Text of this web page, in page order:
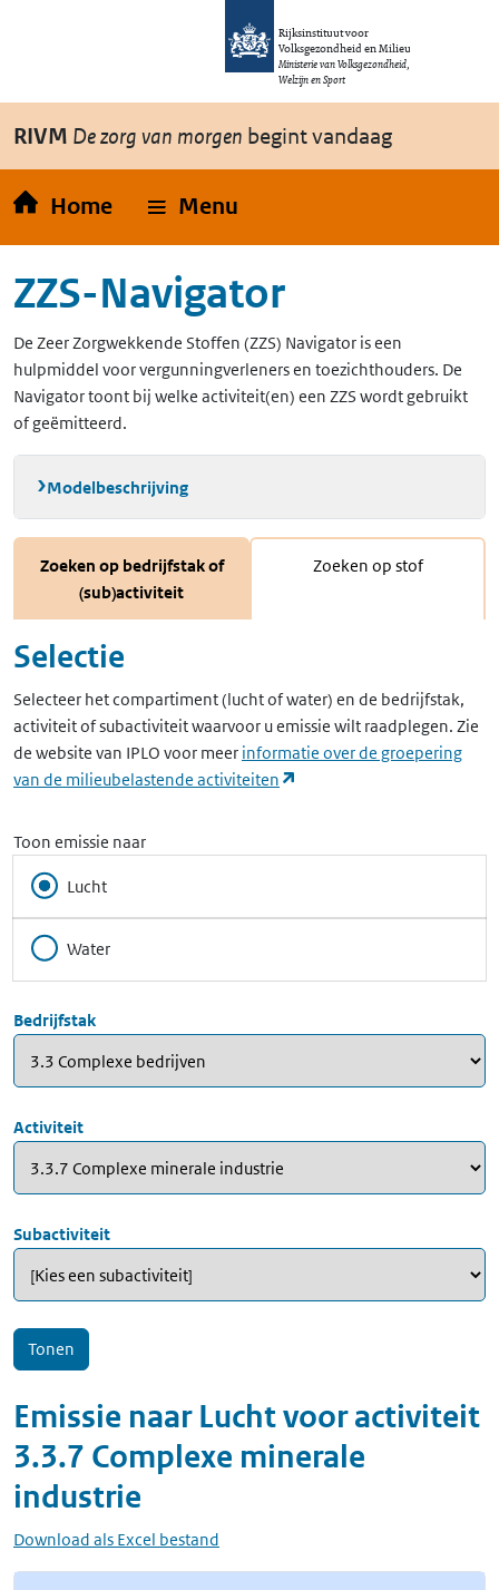
Overslaan en naar de inhoud gaan
Rijksinstituut voor
Volksgezondheid en Milieu
Ministerie van Volksgezondheid,
Welzijn en Sport
RIVM De zorg van morgen begint vandaag
Home Menu
ZZS-Navigator
De Zeer Zorgwekkende Stoffen (ZZS) Navigator is een
hulpmiddel voor vergunningverleners en toezichthouders. De
Navigator toont bij welke activiteit(en) een ZZS wordt gebruikt
of geëmitteerd.
Modelbeschrijving
Zoeken op bedrijfstak of
(sub)activiteit
Zoeken op stof
Selectie
Selecteer het compartiment (lucht of water) en de bedrijfstak,
activiteit of subactiviteit waarvoor u emissie wilt raadplegen. Zie
de website van IPLO voor meer informatie over de groepering
van de milieubelastende activiteiten
Toon emissie naar
Lucht
Water
Bedrijfstak
Activiteit
Subactiviteit
Emissie naar Luchtvooractiviteit
3.3.7 Complexe minerale
industrie
Download als Excel bestand